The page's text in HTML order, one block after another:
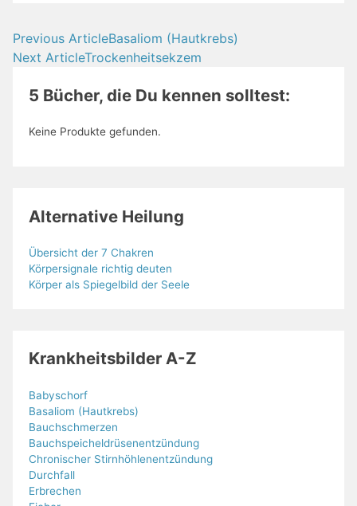
Beitragsnavigation
Previous ArticleBasaliom (Hautkrebs)
Next ArticleTrockenheitsekzem
5 Bücher, die Du kennen solltest:
Keine Produkte gefunden.
Alternative Heilung
Übersicht der 7 Chakren
Körpersignale richtig deuten
Körper als Spiegelbild der Seele
Krankheitsbilder A-Z
Babyschorf
Basaliom (Hautkrebs)
Bauchschmerzen
Bauchspeicheldrüsenentzündung
Chronischer Stirnhöhlenentzündung
Durchfall
Erbrechen